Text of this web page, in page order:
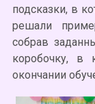
подсказки, в
решали
собрав
коробочку, в
окончании